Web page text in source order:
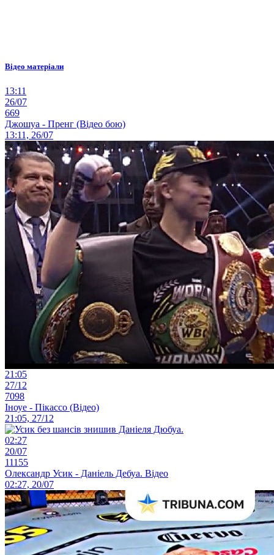
Відео матеріали
13:11
26/07
669
Джошуа - Пренг (Відео бою)
13:11, 26/07
21:05
27/12
7098
Іноуе - Пікассо (Відео)
21:05, 27/12
02:27
20/07
11155
Олександр Усик - Даніель Дебуа. Відео
02:27, 20/07